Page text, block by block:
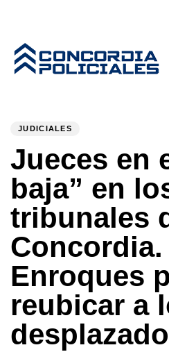
JUDICIALES
Jueces en
baja” en
tribunales
Concordia.
Enroques
reubicar a